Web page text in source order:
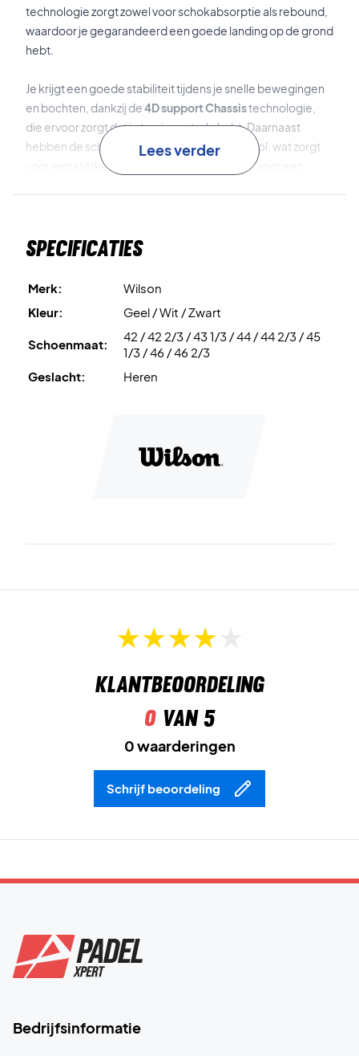
technologie zorgt zowel voor schokabsorptie als rebound,
waardoor je gegarandeerd een goede landing op de grond
hebt.
Je krijgt een goede stabiliteit tijdens je snelle bewegingen
en bochten, dankzij de4D support Chassistechnologie,
die ervoor zorgt dat je torsiecontrole hebt. Daarnaast
hebben de schoenen Duralastin de buitenzool, wat zorgt
voor een sterke duurzaamheid. Dit zorgt ook voor een
De tussenzool bevatEnergy Cell
geven die je nodig hebt op de tennis- of padelbaan.
Antislip en stabiele tennisschoenen
Lees verder
Specificaties
Merk:
Wilson
Kleur:
Geel / Wit / Zwart
Schoenmaat:
42 / 42 2/3 / 43 1/3 / 44 / 44 2/3 / 45
1/3 / 46 / 46 2/3
Geslacht:
Heren
Klantbeoordeling
0van 5
0 waarderingen
Schrijf beoordeling
Bedrijfsinformatie